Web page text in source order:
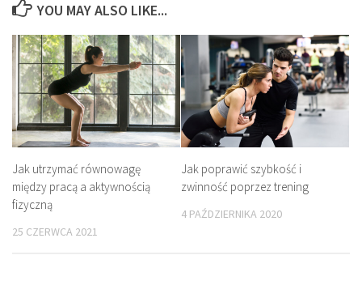
YOU MAY ALSO LIKE...
Jak utrzymać równowagę
między pracą a aktywnością
fizyczną
25 CZERWCA 2021
Jak poprawić szybkość i
zwinność poprzez trening
4 PAŹDZIERNIKA 2020